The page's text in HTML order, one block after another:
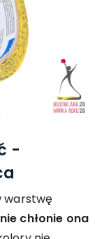
-
warstwę
nie chłonie ona